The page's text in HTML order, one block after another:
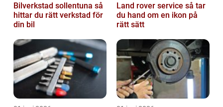
Bilverkstad sollentuna så
hittar du rätt verkstad för
din bil
Land rover service så tar
du hand om en ikon på
rätt sätt